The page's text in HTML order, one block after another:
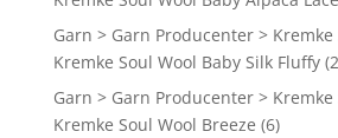
Garn > Garn Producenter > Kremke
Kremke Soul Wool Baby Silk Fluffy
Garn > Garn Producenter > Kremke
Kremke Soul Wool Breeze (6)